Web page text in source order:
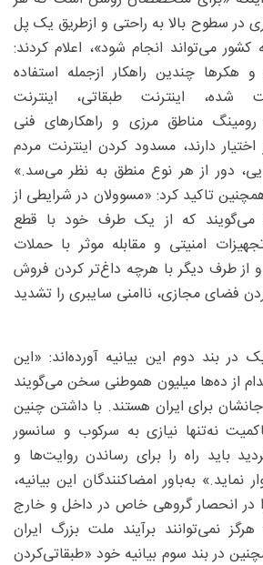
در سطوح بالا به راحتی و ازطریق یک پل
می‌تواند انجام شود»، اعلام کردند:
هکرها چندین راهکار ازجمله استفاده
شده، اینترنت طبقاتی، اینترنت
رومینگ مناطق مرزی و راهکارهای فنی
اختیار دارند، مسدود کردن اینترنت مردم
دور از هر نوع منطق به نظر می‌سد.»
تاکید کرد: «مسوولان در شرایطی از
که از یک طرف خود با قطع
امنیتی و مقابله موثر با حملات
از طرف دیگر با هرچه داغ‌تر کردن فروش
فضای مجازی، ناامنی سایبری را تشدید
در بند دوم این بیانیه آورده‌اند: «این
از ده‌ها میلیون‌ هموطنی سخن می‌گویند
برای ایران هستند. با داشتن چنین
نه‌تنها نیازی به سرکوب و سانسور
باید راه را برای رساندن روایت‌ها و
به‌باور امضاکنندگان این بیانیه،
در انحصار گروهی خاص در داخل و خارج
نمی‌توانند برآیند ملت بزرگ ایران
در بند سوم بیانیه خود «طبقاتی‌کردن